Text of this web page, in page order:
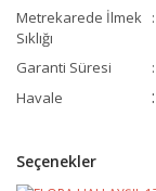
Metrekarede İlmek
Sıklığı
Garanti Süresi
Havale
Seçenekler